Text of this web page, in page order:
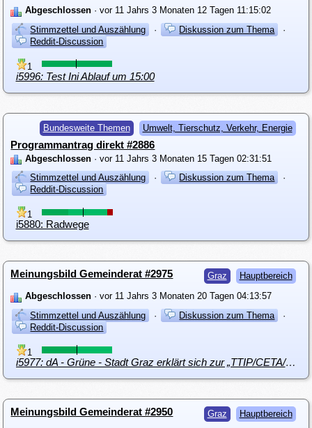
Abgeschlossen · vor 11 Jahrs 3 Monaten 12 Tagen 11:15:02
Stimmzettel und Auszählung
· Diskussion zum Thema
·
Reddit-Discussion
1
i5996: Test Ini Ablauf um 15:00
Bundesweite Themen Umwelt, Tierschutz, Verkehr, Energie
Programmantrag direkt #2886
Abgeschlossen · vor 11 Jahrs 3 Monaten 15 Tagen 02:31:51
Stimmzettel und Auszählung
· Diskussion zum Thema
·
Reddit-Discussion
1
i5880: Radwege
Graz Hauptbereich
Meinungsbild Gemeinderat #2975
Abgeschlossen · vor 11 Jahrs 3 Monaten 20 Tagen 04:13:57
Stimmzettel und Auszählung
· Diskussion zum Thema
·
Reddit-Discussion
1
i5977: dA - Grüne - Stadt Graz erklärt sich zur „TTIP/CETA/TiSA-freien Gemeinde“
Graz Hauptbereich
Meinungsbild Gemeinderat #2950